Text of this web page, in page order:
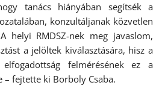
tanács hiányában segítsék a
konzultáljanak közvetlen
helyi RMDSZ-nek meg javaslom,
a jelöltek kiválasztására, hisz a
felmérésének ez a
– fejtette ki Borboly Csaba.